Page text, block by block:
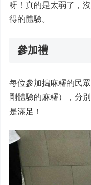
呀！真的是太弱了，
得的體驗。
參加禮
每位參加搗麻糬的民
剛體驗的麻糬），分
是滿足！